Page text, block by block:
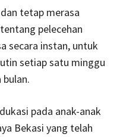
tetap merasa
pelecehan
secara instan, untuk
setiap satu minggu
pada anak-anak
Bekasi yang telah